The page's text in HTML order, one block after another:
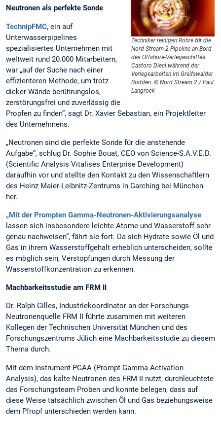
Techniker reinigen Rohre für die
Nord Stream 2-Pipeline an Bord
des Offshore-Verlegeschiffes
Castoro Dieci während der
Verlegearbeiten im Greifswalder
Bodden. © Nord Stream 2 / Paul
Langrock
Neutronen als perfekte Sonde
TechnipFMC, ein auf
Unterwasserpipelines
spezialisiertes Unternehmen mit
weltweit rund 20.000 Mitarbeitern,
war „auf der Suche nach einer
effizienteren Methode, um trotz
dicker Wände berührungslos,
zerstörungsfrei und zuverlässig die
Propfen zu finden“, sagt Dr. Xavier Sebastian, ein Projektleiter
des Unternehmens.
„Neutronen sind die perfekte Sonde für die anstehende
Aufgabe“, schlug Dr. Sophie Bouat, CEO von Science-S.A.V.E.D.
(Scientific Analysis Vitalises Enterprise Development)
daraufhin vor und stellte den Kontakt zu den Wissenschaftlern
des Heinz Maier-Leibnitz-Zentrums in Garching bei München
her.
„Mit der Prompten Gamma-Neutronen-Aktivierungsanalyse
lassen sich insbesondere leichte Atome und Wasserstoff sehr
genau nachweisen“, fährt sie fort. Da sich Hydrate sowie Öl und
Gas in ihrem Wasserstoffgehalt erheblich unterscheiden, sollte
es möglich sein, Verstopfungen durch Messung der
Wasserstoffkonzentration zu erkennen.
Machbarkeitsstudie am FRM II
Dr. Ralph Gilles, Industriekoordinator an der Forschungs-
Neutronenquelle FRM II führte zusammen mit weiteren
Kollegen der Technischen Universität München und des
Forschungszentrums Jülich eine Machbarkeitsstudie zu diesem
Thema durch.
Mit dem Instrument PGAA (Prompt Gamma Activation
Analysis), das kalte Neutronen des FRM II nutzt, durchleuchtete
das Forschungsteam Proben und konnte belegen, dass auf
diese Weise tatsächlich zwischen Öl und Gas beziehungsweise
dem Pfropf unterschieden werden kann.